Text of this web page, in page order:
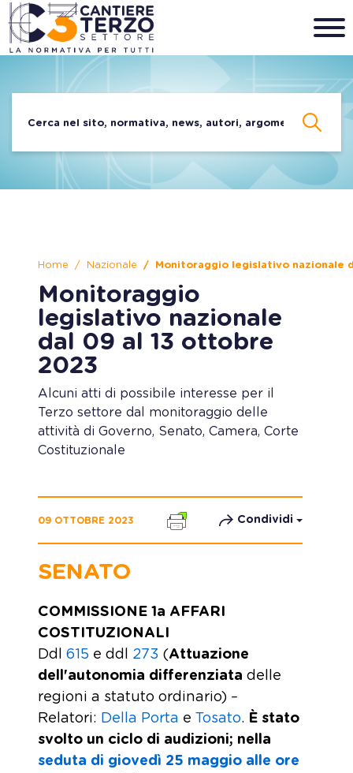
Home Nazionale Monitoraggio legislativo nazionale
Monitoraggio
legislativo nazionale
dal 09 al 13 ottobre
2023
Alcuni atti di possibile interesse per il
Terzo settore dal monitoraggio delle
attività di Governo, Senato, Camera, Corte
Costituzionale
09 OTTOBRE 2023 Condividi
SENATO
COMMISSIONE 1a AFFARI
COSTITUZIONALI
Ddl 615 e ddl 273 (Attuazione
dell'autonomia differenziata delle
regioni a statuto ordinario) –
Relatori: Della Porta e Tosato. È stato
svolto un ciclo di audizioni; nella
seduta di giovedì 25 maggio alle ore